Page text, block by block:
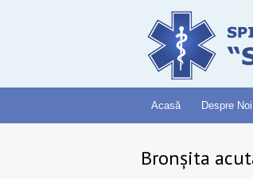
Acasă Despre Noi
Bronșita